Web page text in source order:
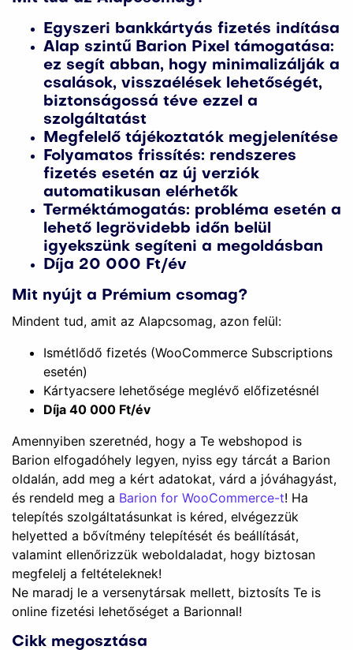
Egyszeri bankkártyás fizetés indítása
Alap szintű Barion Pixel támogatása:
ez segít abban, hogy minimalizálják a
csalások, visszaélések lehetőségét,
biztonságossá téve ezzel a
szolgáltatást
Megfelelő tájékoztatók megjelenítése
Folyamatos frissítés: rendszeres
fizetés esetén az új verziók
automatikusan elérhetők
Terméktámogatás: probléma esetén a
lehető legrövidebb időn belül
igyekszünk segíteni a megoldásban
Díja 20 000 Ft/év
Mit nyújt a Prémium csomag?
Mindent tud, amit az Alapcsomag, azon felül:
Ismétlődő fizetés (WooCommerce Subscriptions
esetén)
Kártyacsere lehetősége meglévő előfizetésnél
Díja 40 000 Ft/év
Amennyiben szeretnéd, hogy a Te webshopod is
Barion elfogadóhely legyen, nyiss egy tárcát a Barion
oldalán, add meg a kért adatokat, várd a jóváhagyást,
és rendeld meg a Barion for WooCommerce-t! Ha
telepítés szolgáltatásunkat is kéred, elvégezzük
helyetted a bővítmény telepítését és beállítását,
valamint ellenőrizzük weboldaladat, hogy biztosan
megfelelj a feltételeknek!
Ne maradj le a versenytársak mellett, biztosíts Te is
online fizetési lehetőséget a Barionnal!
Cikk megosztása